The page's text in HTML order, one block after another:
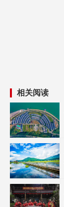
相关阅读